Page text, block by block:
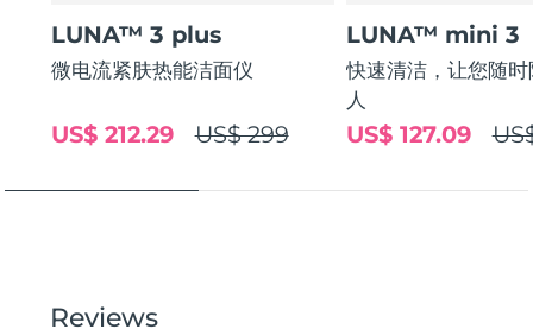
LUNA™ 3 plus
微电流紧肤热能洁面仪
US$ 299
US$ 212.29
LUNA™ mini 3
快速清洁，让您随
人
US$ 127.09